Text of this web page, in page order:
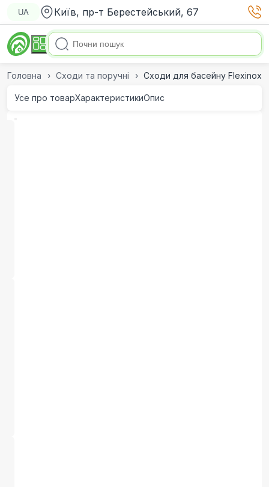
UA Київ, пр-т Берестейський, 67
Головна Сходи та поручні Сходи для басейну Flexinox
Усе про товарХарактеристикиОпис